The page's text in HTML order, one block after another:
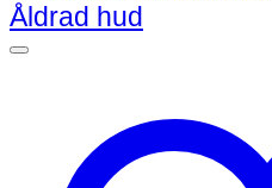
Åldrad hud